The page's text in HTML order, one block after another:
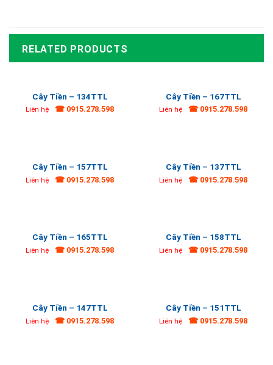
RELATED PRODUCTS
Cây Tiền – 134TTL
Liên hệ ☎ 0915.278.598
Cây Tiền – 167TTL
Liên hệ ☎ 0915.278.598
Cây Tiền – 157TTL
Liên hệ ☎ 0915.278.598
Cây Tiền – 137TTL
Liên hệ ☎ 0915.278.598
Cây Tiền – 165TTL
Liên hệ ☎ 0915.278.598
Cây Tiền – 158TTL
Liên hệ ☎ 0915.278.598
Cây Tiền – 147TTL
Liên hệ ☎ 0915.278.598
Cây Tiền – 151TTL
Liên hệ ☎ 0915.278.598